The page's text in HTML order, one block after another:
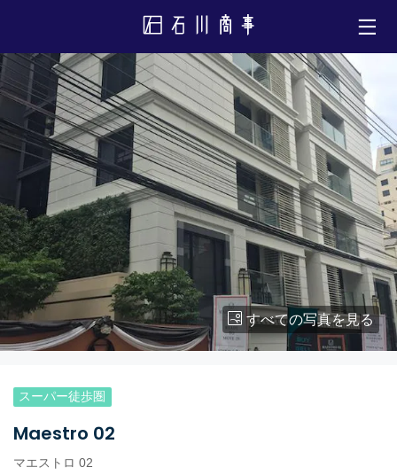
すべての写真を見る
スーパー徒歩圏
Maestro 02
マエストロ 02